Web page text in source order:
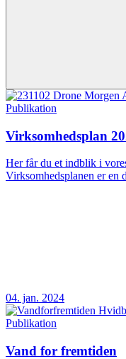
Publikation
Virksomhedsplan
Her får du et indblik i
Virksomhedsplanen er en
04. jan. 2024
Publikation
Vand for fremtiden